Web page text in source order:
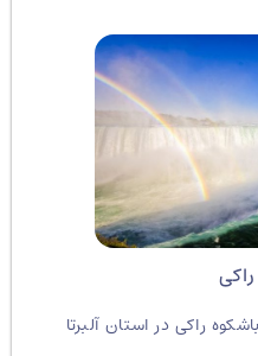
​​در استان آلبرتا